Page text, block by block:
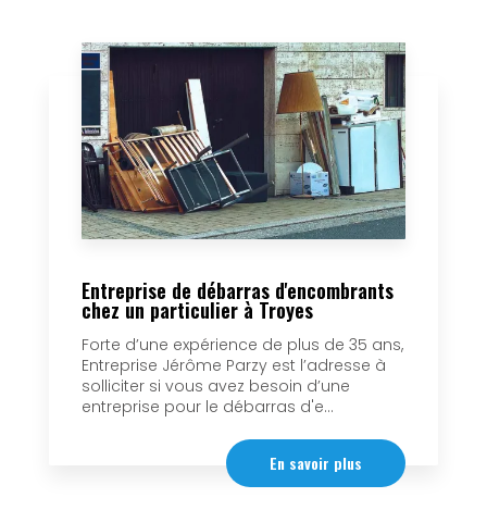
Entreprise de débarras d'encombrants
chez un particulier à Troyes
Forte d’une expérience de plus de 35 ans,
Entreprise Jérôme Parzy est l’adresse à
solliciter si vous avez besoin d’une
entreprise pour le débarras d'e...
En savoir plus